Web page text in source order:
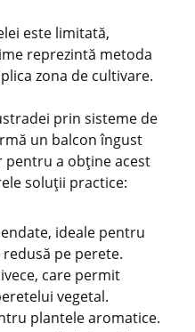
este limitată,
reprezintă metoda
zona de cultivare.
prin sisteme de
un balcon îngust
pentru a obține acest
soluții practice:
ideale pentru
pe perete.
care permit
vegetal.
plantele aromatice.